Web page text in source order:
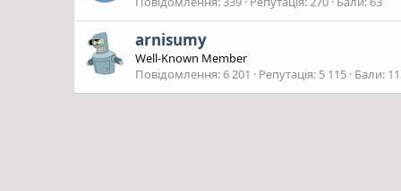
arnisumy
Well-Known Member
Повідомлення 6 201 Репутація 5 115 Бали